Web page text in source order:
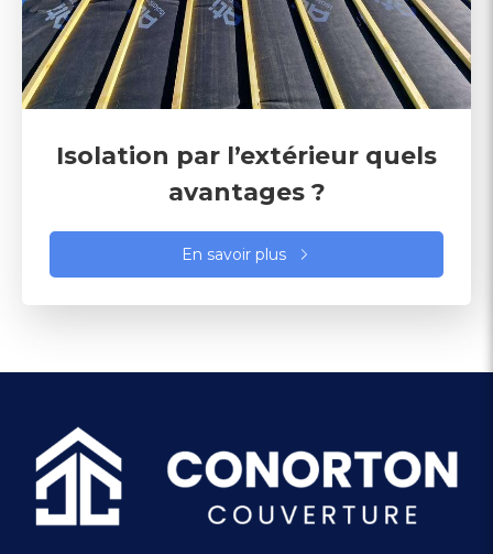
Isolation par l’extérieur quels
avantages ?
En savoir plus